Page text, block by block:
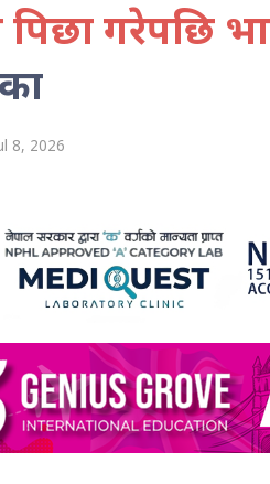
पिछा गरेपछि
8, 2026